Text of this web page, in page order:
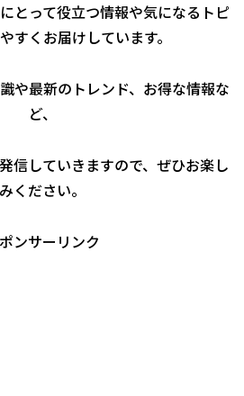
とって役立つ情報や気になるトピ
すくお届けしています。
や最新のトレンド、お得な情報な
ど、
信していきますので、ぜひお楽し
みください。
ンサーリンク